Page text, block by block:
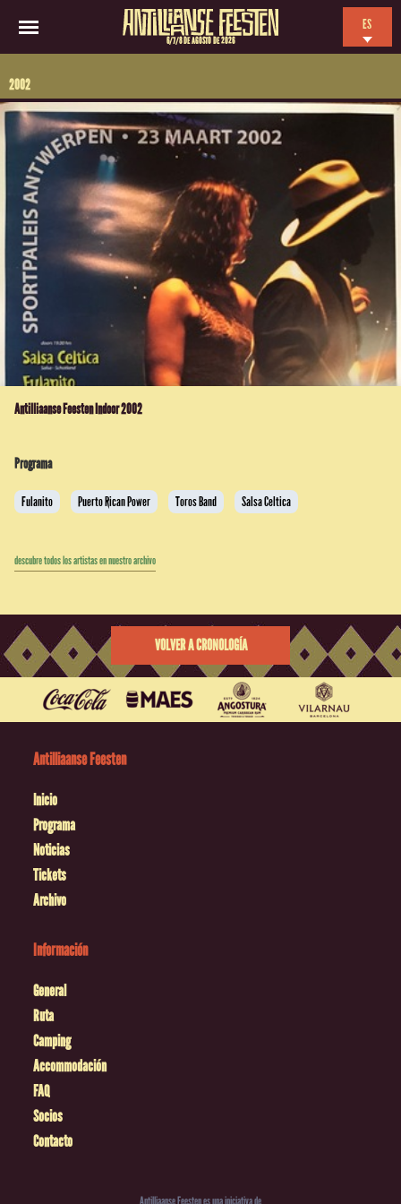
6/7/8 DE AGOSTO DE 2026
ES
NL
2002
Antilliaanse Feesten Indoor 2002
Programa
Fulanito Puerto Rican Power Toros Band Salsa Celtica
descubre todos los artistas en nuestro archivo
VOLVER A CRONOLOGÍA
Antilliaanse Feesten
Inicio
Programa
Noticias
Tickets
Archivo
Información
General
Ruta
Camping
Accommodación
FAQ
Socios
Contacto
Antilliaanse Feesten es una iniciativa de